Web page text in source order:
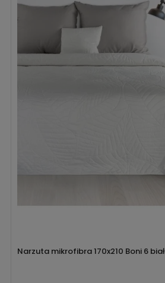
Narzuta mikrofibra 170x210 Boni 6